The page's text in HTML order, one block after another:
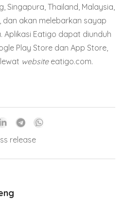
Singapura, Thailand, Malaysia,
dan akan melebarkan sayap
Aplikasi Eatigo dapat diunduh
Play Store dan App Store,
website eatigo.com.
release